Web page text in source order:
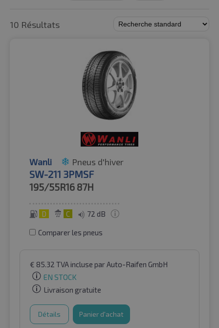
10 Résultats
Wanli Pneus d'hiver
SW-211 3PMSF
195/55R16 87H
D C 72 dB
Comparer les pneus
€ 85.32 TVA incluse par Auto-Raifen GmbH
EN STOCK
Livraison gratuite
Détails Panier d'achat